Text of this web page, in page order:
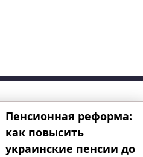
Пенсионная реформа:
как повысить
украинские пенсии до